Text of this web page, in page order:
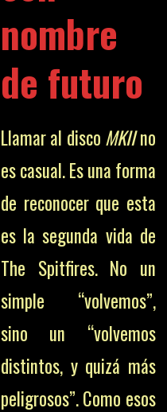
nombre
de futuro
Llamar al disco MKIIno
es casual. Es una forma
de reconocer que esta
es la segunda vida de
The Spitfires. No un
simple “volvemos”,
sino un “volvemos
distintos, y quizá más
peligrosos”. Como esos